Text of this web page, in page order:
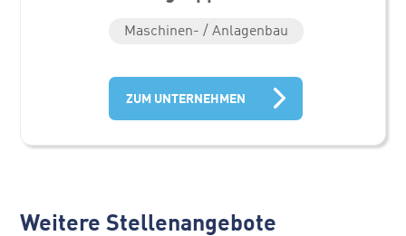
Maschinen- / Anlagenbau
ZUM UNTERNEHMEN
Weitere Stellenangebote